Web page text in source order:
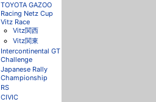
TOYOTA GAZOO
Racing Netz Cup
Vitz Race
Vitz関西
Vitz関東
Intercontinental GT
Challenge
Japanese Rally
Championship
RS
CIVIC